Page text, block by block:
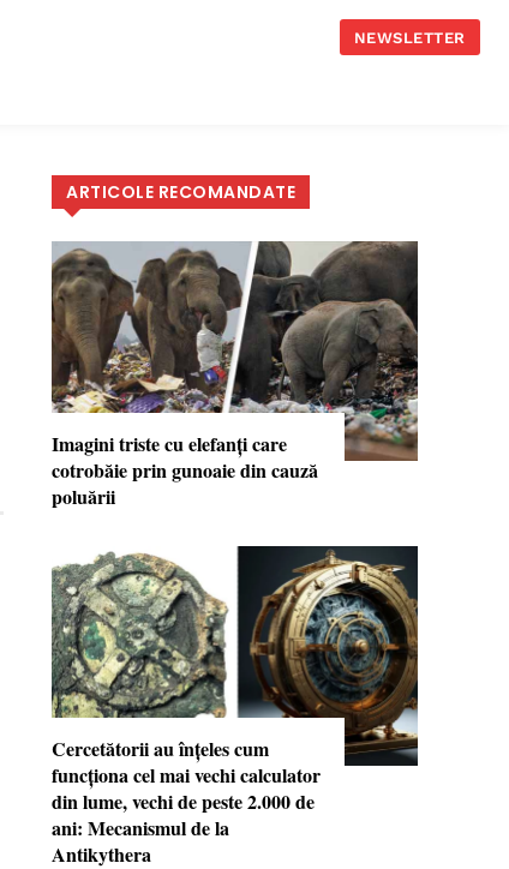
NEWSLETTER
ARTICOLE RECOMANDATE
Imagini triste cu elefanţi care
cotrobăie prin gunoaie din cauză
poluării
Cercetătorii au înţeles cum
funcţiona cel mai vechi calculator
din lume, vechi de peste 2.000 de
ani: Mecanismul de la
Antikythera